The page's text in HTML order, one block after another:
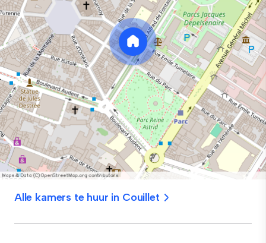
Alle kamers te huur in Couillet